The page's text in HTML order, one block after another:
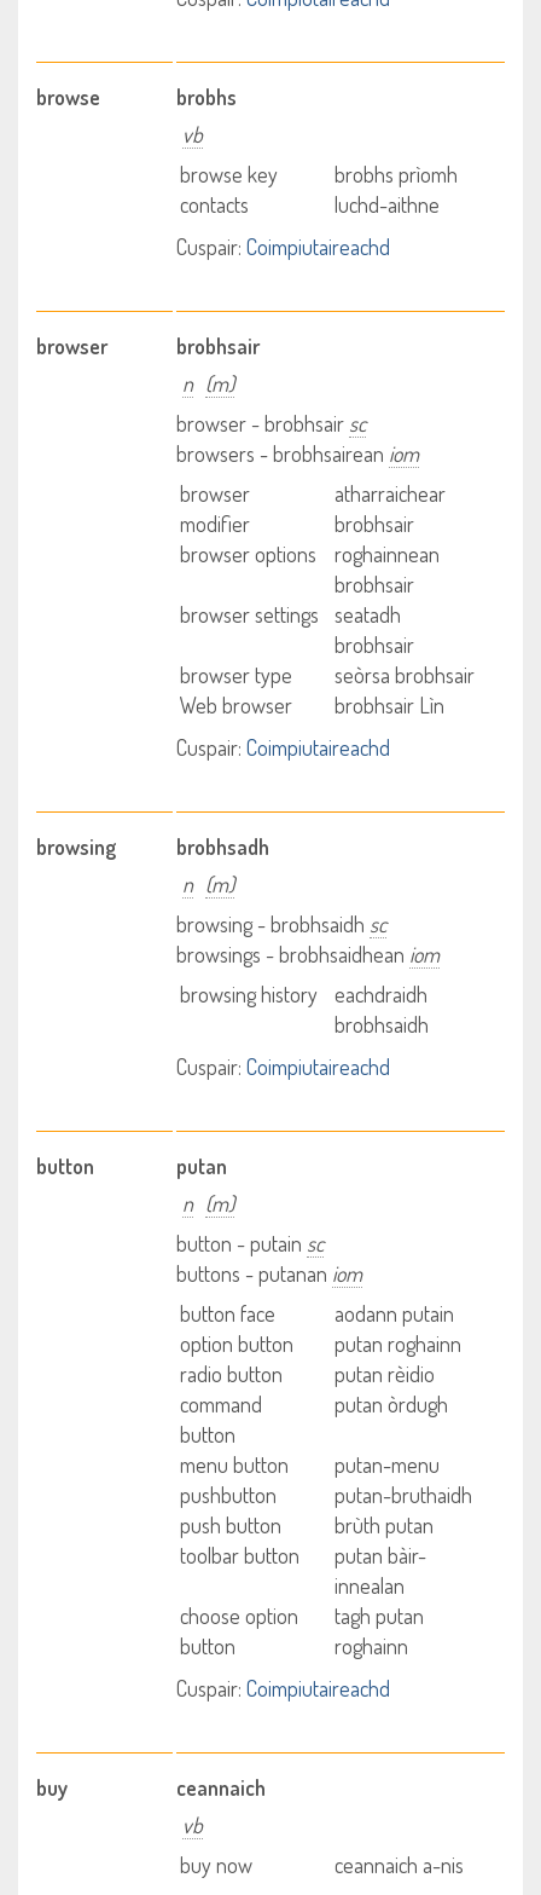
browse
brobhs
vb
browse key
contacts
brobhs prìomh
luchd-aithne
Cuspair: Coimpiutaireachd
browser
brobhsair
n (m)
browser - brobhsair sc
browsers - brobhsairean iom
browser
modifier
atharraichear
brobhsair
browser options
roghainnean
brobhsair
browser settings
seatadh
brobhsair
browser type
seòrsa brobhsair
Web browser
brobhsair Lìn
Cuspair: Coimpiutaireachd
browsing
brobhsadh
n (m)
browsing - brobhsaidh sc
browsings - brobhsaidhean iom
browsing history
eachdraidh
brobhsaidh
Cuspair: Coimpiutaireachd
button
putan
n (m)
button - putain sc
buttons - putanan iom
button face
aodann putain
option button
putan roghainn
radio button
putan rèidio
command
button
putan òrdugh
menu button
putan-menu
pushbutton
putan-bruthaidh
push button
brùth putan
toolbar button
putan bàir-
innealan
choose option
button
tagh putan
roghainn
Cuspair: Coimpiutaireachd
buy
ceannaich
vb
buy now
ceannaich a-nis